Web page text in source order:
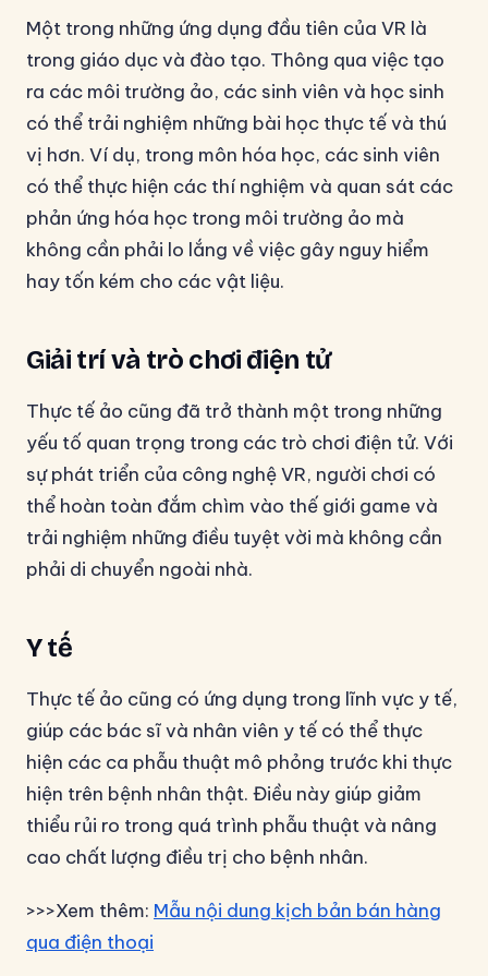
Một trong những ứng dụng đầu tiên của VR là
trong giáo dục và đào tạo. Thông qua việc tạo
ra các môi trường ảo, các sinh viên và học sinh
có thể trải nghiệm những bài học thực tế và thú
vị hơn. Ví dụ, trong môn hóa học, các sinh viên
có thể thực hiện các thí nghiệm và quan sát các
phản ứng hóa học trong môi trường ảo mà
không cần phải lo lắng về việc gây nguy hiểm
hay tốn kém cho các vật liệu.
Giải trí và trò chơi điện tử
Thực tế ảo cũng đã trở thành một trong những
yếu tố quan trọng trong các trò chơi điện tử. Với
sự phát triển của công nghệ VR, người chơi có
thể hoàn toàn đắm chìm vào thế giới game và
trải nghiệm những điều tuyệt vời mà không cần
phải di chuyển ngoài nhà.
Y tế
Thực tế ảo cũng có ứng dụng trong lĩnh vực y tế,
giúp các bác sĩ và nhân viên y tế có thể thực
hiện các ca phẫu thuật mô phỏng trước khi thực
hiện trên bệnh nhân thật. Điều này giúp giảm
thiểu rủi ro trong quá trình phẫu thuật và nâng
cao chất lượng điều trị cho bệnh nhân.
>>>Xem thêm: Mẫu nội dung kịch bản bán hàng
qua điện thoại